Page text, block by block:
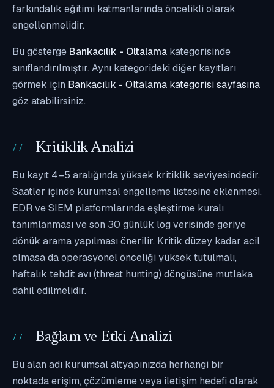
farkındalık eğitimi katmanlarında öncelikli olarak
engellenmelidir.
Bu gösterge Bankacılık - Oltalama kategorisinde
sınıflandırılmıştır. Aynı kategorideki diğer kayıtları
görmek için Bankacılık - Oltalama kategorisi sayfasına
göz atabilirsiniz.
Kritiklik Analizi
Bu kayıt 4–5 aralığında yüksek kritiklik seviyesindedir.
Saatler içinde kurumsal engelleme listesine eklenmesi,
EDR ve SIEM platformlarında eşleştirme kuralı
tanımlanması ve son 30 günlük log verisinde geriye
dönük arama yapılması önerilir. Kritik düzey kadar acil
olmasa da operasyonel önceliği yüksek tutulmalı,
haftalık tehdit avı (threat hunting) döngüsüne mutlaka
dahil edilmelidir.
Bağlam ve Etki Analizi
Bu alan adı kurumsal altyapınızda herhangi bir
noktada erişim, çözümleme veya iletişim hedefi olarak